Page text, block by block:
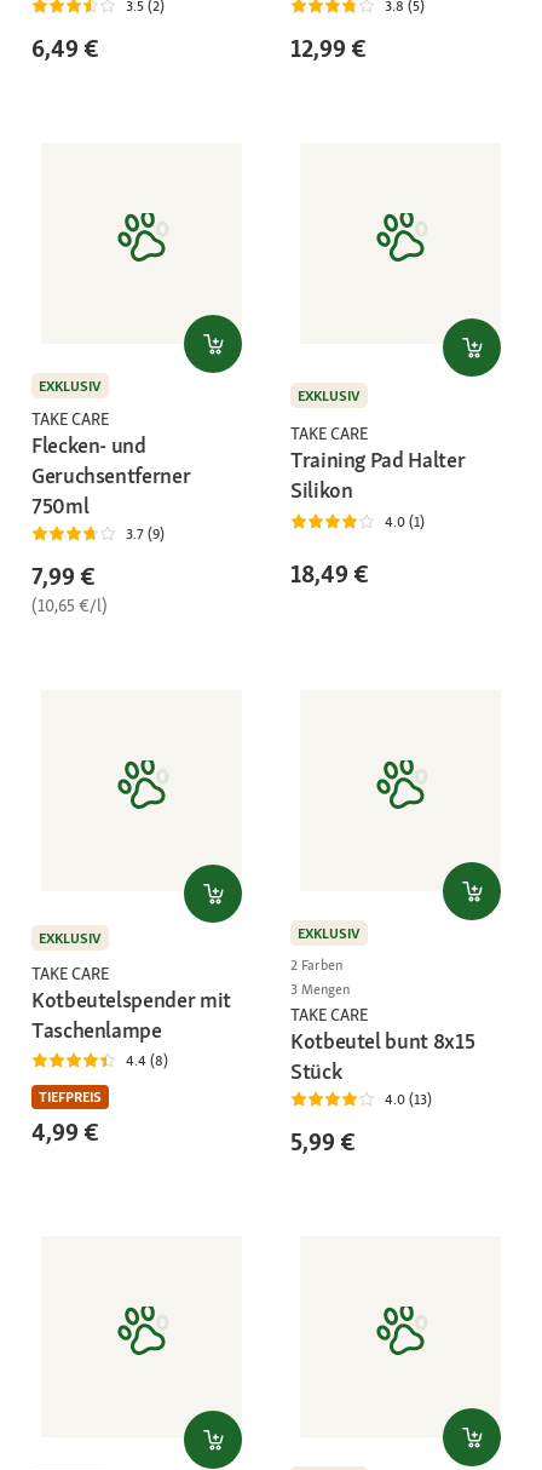
3.5 (2)
6,49 €
3.8 (5)
12,99 €
EXKLUSIV
TAKE CARE
Flecken- und
Geruchsentferner
750ml
3.7 (9)
7,99 €
(10,65 €/l)
EXKLUSIV
TAKE CARE
Training Pad Halter
Silikon
4.0 (1)
18,49 €
EXKLUSIV
TAKE CARE
Kotbeutelspender mit
Taschenlampe
4.4 (8)
TIEFPREIS
4,99 €
EXKLUSIV
2 Farben
3 Mengen
TAKE CARE
Kotbeutel bunt 8x15
Stück
4.0 (13)
5,99 €